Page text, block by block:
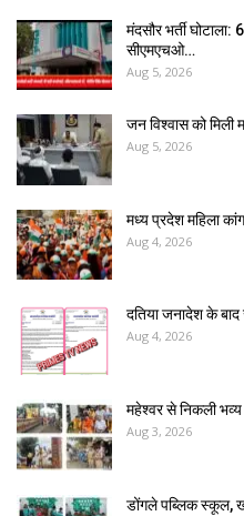
मंदसौर भर्ती
सीएमएचओ…
Aug 5, 2026
जन विश्वास को
Aug 5, 2026
मध्य प्रदेश महिला
Aug 4, 2026
दतिया जनादेश के
Aug 4, 2026
महेश्वर से निकली भव्य
Aug 3, 2026
डोंगले पब्लिक स्कूल,